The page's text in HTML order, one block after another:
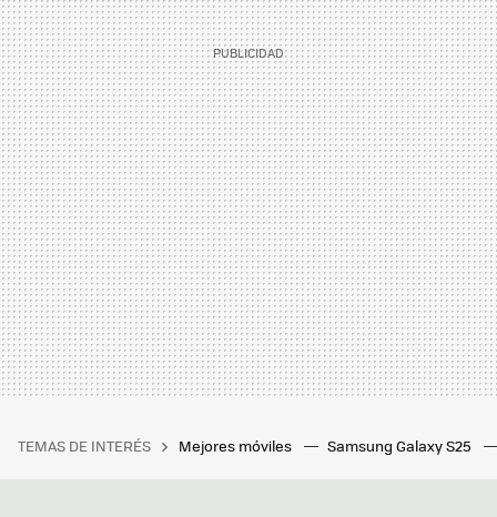
TEMAS DE INTERÉS Mejores móviles Samsung Galaxy S25